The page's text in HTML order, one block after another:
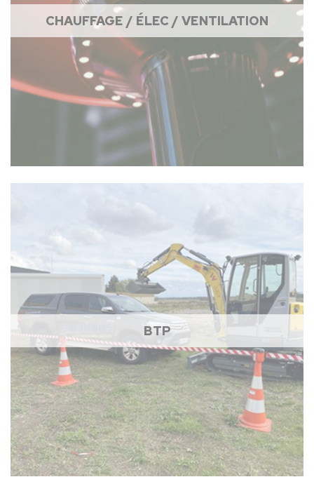
CHAUFFAGE / ÉLEC / VENTILATION
BTP